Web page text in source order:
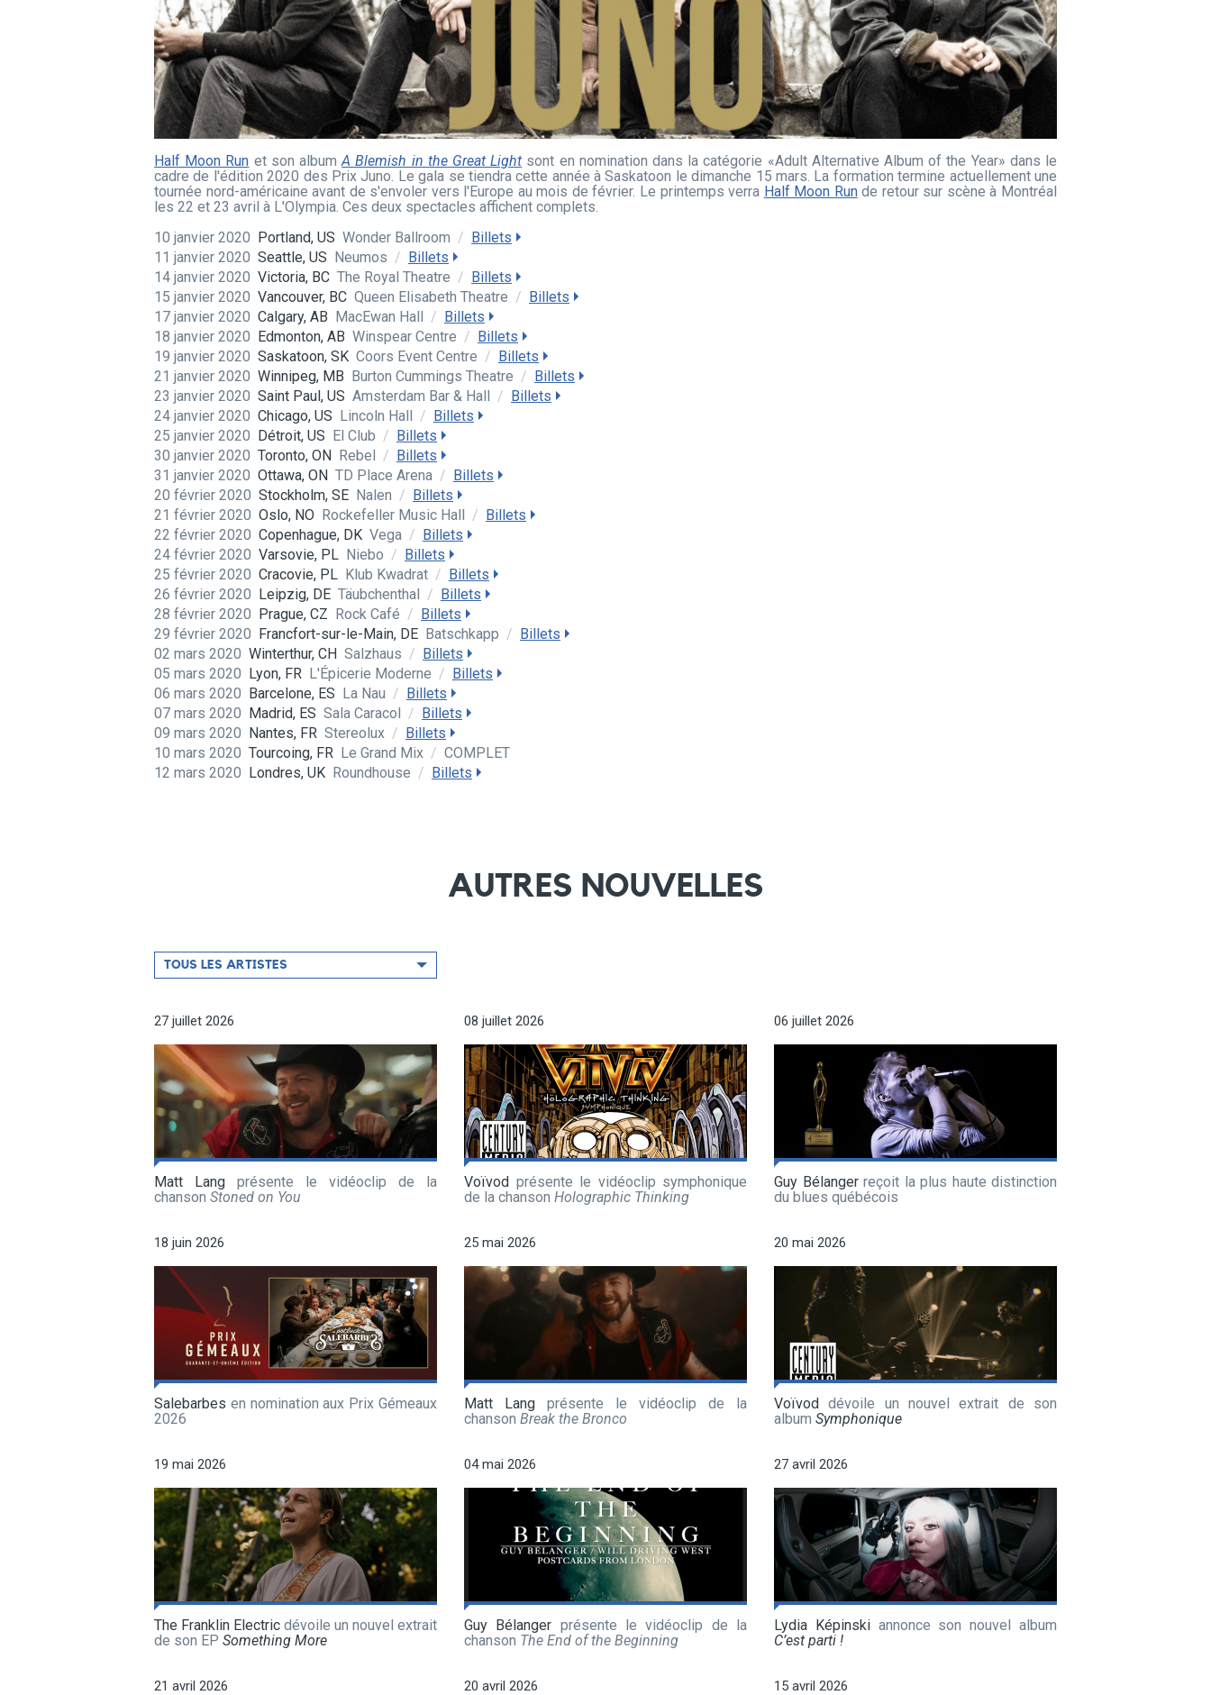
Half Moon Run et son albumA Blemish in the Great Light sont en nomination dans la catégorie «Adult Alternative Album of the Year» dans le
cadre de l'édition 2020 des Prix Juno. Le gala se tiendra cette année à Saskatoon le dimanche 15 mars. La formation termine actuellement une
tournée nord-américaine avant de s'envoler vers l'Europe au mois de février. Le printemps verra Half Moon Runde retour sur scène à Montréal
les 22 et 23 avril à L'Olympia. Ces deux spectacles affichent complets.
10 janvier 2020 Portland, US Wonder Ballroom / Billets
11 janvier 2020 Seattle, US Neumos / Billets
14 janvier 2020 Victoria, BC The Royal Theatre / Billets
15 janvier 2020 Vancouver, BC Queen Elisabeth Theatre / Billets
17 janvier 2020 Calgary, AB MacEwan Hall / Billets
18 janvier 2020 Edmonton, AB Winspear Centre / Billets
19 janvier 2020 Saskatoon, SK Coors Event Centre / Billets
21 janvier 2020 Winnipeg, MB Burton Cummings Theatre / Billets
23 janvier 2020 Saint Paul, US Amsterdam Bar & Hall / Billets
24 janvier 2020 Chicago, US Lincoln Hall / Billets
25 janvier 2020 Détroit, US El Club / Billets
30 janvier 2020 Toronto, ON Rebel / Billets
31 janvier 2020 Ottawa, ON TD Place Arena / Billets
20 février 2020 Stockholm, SE Nalen / Billets
21 février 2020 Oslo, NO Rockefeller Music Hall / Billets
22 février 2020 Copenhague, DK Vega / Billets
24 février 2020 Varsovie, PL Niebo / Billets
25 février 2020 Cracovie, PL Klub Kwadrat / Billets
26 février 2020 Leipzig, DE Täubchenthal / Billets
28 février 2020 Prague, CZ Rock Café / Billets
29 février 2020 Francfort-sur-le-Main, DE Batschkapp / Billets
02 mars 2020 Winterthur, CH Salzhaus / Billets
05 mars 2020 Lyon, FR L'Épicerie Moderne / Billets
06 mars 2020 Barcelone, ES La Nau / Billets
07 mars 2020 Madrid, ES Sala Caracol / Billets
09 mars 2020 Nantes, FR Stereolux / Billets
10 mars 2020 Tourcoing, FR Le Grand Mix / COMPLET
12 mars 2020 Londres, UK Roundhouse / Billets
AUTRES NOUVELLES
Filtrer
par
TOUS LES ARTISTES
27 juillet 2026
Matt Lang présente le vidéoclip de la
chanson Stoned on You
08 juillet 2026
Voïvod présente le vidéoclip symphonique
de la chanson Holographic Thinking
06 juillet 2026
Guy Bélangerreçoit la plus haute distinction
du blues québécois
18 juin 2026
Salebarbes en nomination aux Prix Gémeaux
2026
25 mai 2026
Matt Lang présente le vidéoclip de la
chanson Break the Bronco
20 mai 2026
Voïvod dévoile un nouvel extrait de son
album Symphonique
19 mai 2026
The Franklin Electric dévoile un nouvel extrait
de son EP Something More
04 mai 2026
Guy Bélanger présente le vidéoclip de la
chanson The End of the Beginning
27 avril 2026
Lydia Képinskiannonce son nouvel album
C’est parti !
21 avril 2026 20 avril 2026 15 avril 2026